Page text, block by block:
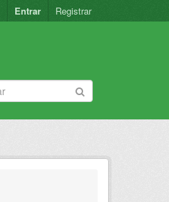
Entrar Registrar